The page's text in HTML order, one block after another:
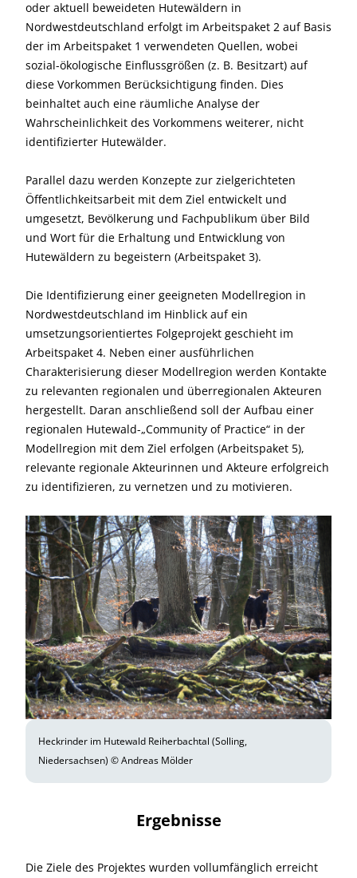
oder aktuell beweideten Hutewäldern in
Nordwestdeutschland erfolgt im Arbeitspaket 2 auf Basis
der im Arbeitspaket 1 verwendeten Quellen, wobei
sozial-ökologische Einflussgrößen (z. B. Besitzart) auf
diese Vorkommen Berücksichtigung finden. Dies
beinhaltet auch eine räumliche Analyse der
Wahrscheinlichkeit des Vorkommens weiterer, nicht
identifizierter Hutewälder.
Parallel dazu werden Konzepte zur zielgerichteten
Öffentlichkeitsarbeit mit dem Ziel entwickelt und
umgesetzt, Bevölkerung und Fachpublikum über Bild
und Wort für die Erhaltung und Entwicklung von
Hutewäldern zu begeistern (Arbeitspaket 3).
Die Identifizierung einer geeigneten Modellregion in
Nordwestdeutschland im Hinblick auf ein
umsetzungsorientiertes Folgeprojekt geschieht im
Arbeitspaket 4. Neben einer ausführlichen
Charakterisierung dieser Modellregion werden Kontakte
zu relevanten regionalen und überregionalen Akteuren
hergestellt. Daran anschließend soll der Aufbau einer
regionalen Hutewald-„Community of Practice“ in der
Modellregion mit dem Ziel erfolgen (Arbeitspaket 5),
relevante regionale Akteurinnen und Akteure erfolgreich
zu identifizieren, zu vernetzen und zu motivieren.
Heckrinder im Hutewald Reiherbachtal (Solling,
Niedersachsen) © Andreas Mölder
Ergebnisse
Die Ziele des Projektes wurden vollumfänglich erreicht